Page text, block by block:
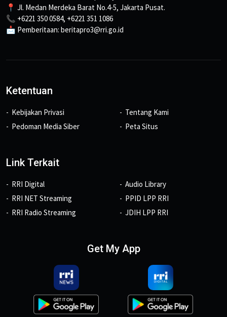
📍 Jl. Medan Merdeka Barat No.4-5, Jakarta Pusat.
📞 +6221 350 0584, +6221 351 1086
📩 Pemberitaan: beritapro3@rri.go.id
Ketentuan
Kebijakan Privasi
Pedoman Media Siber
Tentang Kami
Peta Situs
Link Terkait
RRI Digital
RRI NET Streaming
RRI Radio Streaming
Audio Library
PPID LPP RRI
JDIH LPP RRI
Get My App